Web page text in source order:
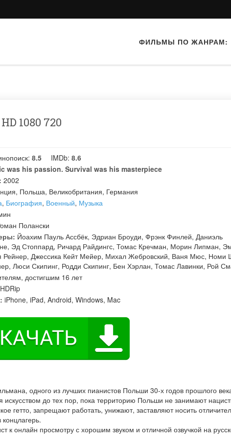
ФИЛЬМЫ ПО ЖАНРАМ:
1080 720
8.5 IMDb: 8.6
was his passion. Survival was his masterpiece
2002
Польша, Великобритания, Германия
, Биография, Военный, Музыка
Полански
Йоахим Пауль Ассбёк, Эдриан Броуди, Фрэнк Финлей, Даниэль
, Эд Стоппард, Ричард Райдингс, Томас Кречман, Морин Липман,
Рейнер, Джессика Кейт Мейер, Михал Жебровский, Ваня Мюс, Номи
, Люси Скипинг, Родди Скипинг, Бен Хэрлан, Томас Лавинки, Рой
достигшим 16 лет
HDRip
iPhone, iPad, Android, Windows, Mac
одного из лучших пианистов Польши 30-х годов прошлого
до тех пор, пока территорию Польши не занимают
гетто, запрещают работать, унижают, заставляют носить
онлайн просмотру с хорошим звуком и отличной озвучкой на